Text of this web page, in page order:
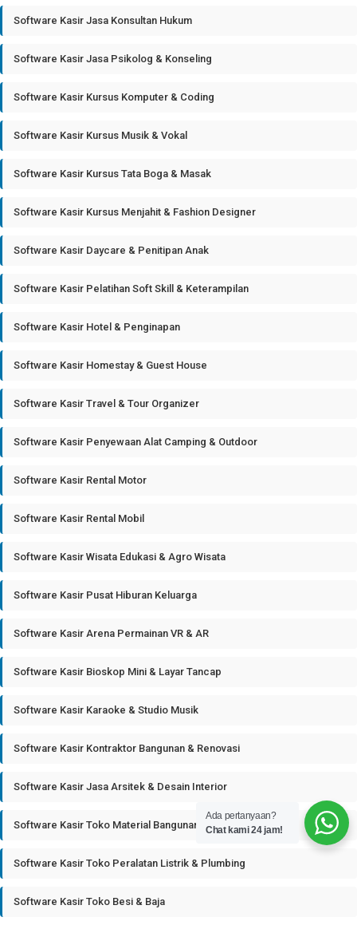
Software Kasir Jasa Konsultan Hukum
Software Kasir Jasa Psikolog & Konseling
Software Kasir Kursus Komputer & Coding
Software Kasir Kursus Musik & Vokal
Software Kasir Kursus Tata Boga & Masak
Software Kasir Kursus Menjahit & Fashion Designer
Software Kasir Daycare & Penitipan Anak
Software Kasir Pelatihan Soft Skill & Keterampilan
Software Kasir Hotel & Penginapan
Software Kasir Homestay & Guest House
Software Kasir Travel & Tour Organizer
Software Kasir Penyewaan Alat Camping & Outdoor
Software Kasir Rental Motor
Software Kasir Rental Mobil
Software Kasir Wisata Edukasi & Agro Wisata
Software Kasir Pusat Hiburan Keluarga
Software Kasir Arena Permainan VR & AR
Software Kasir Bioskop Mini & Layar Tancap
Software Kasir Karaoke & Studio Musik
Software Kasir Kontraktor Bangunan & Renovasi
Software Kasir Jasa Arsitek & Desain Interior
Software Kasir Toko Material Bangunan
Software Kasir Toko Peralatan Listrik & Plumbing
Software Kasir Toko Besi & Baja
Ada pertanyaan?
Chat kami 24 jam!